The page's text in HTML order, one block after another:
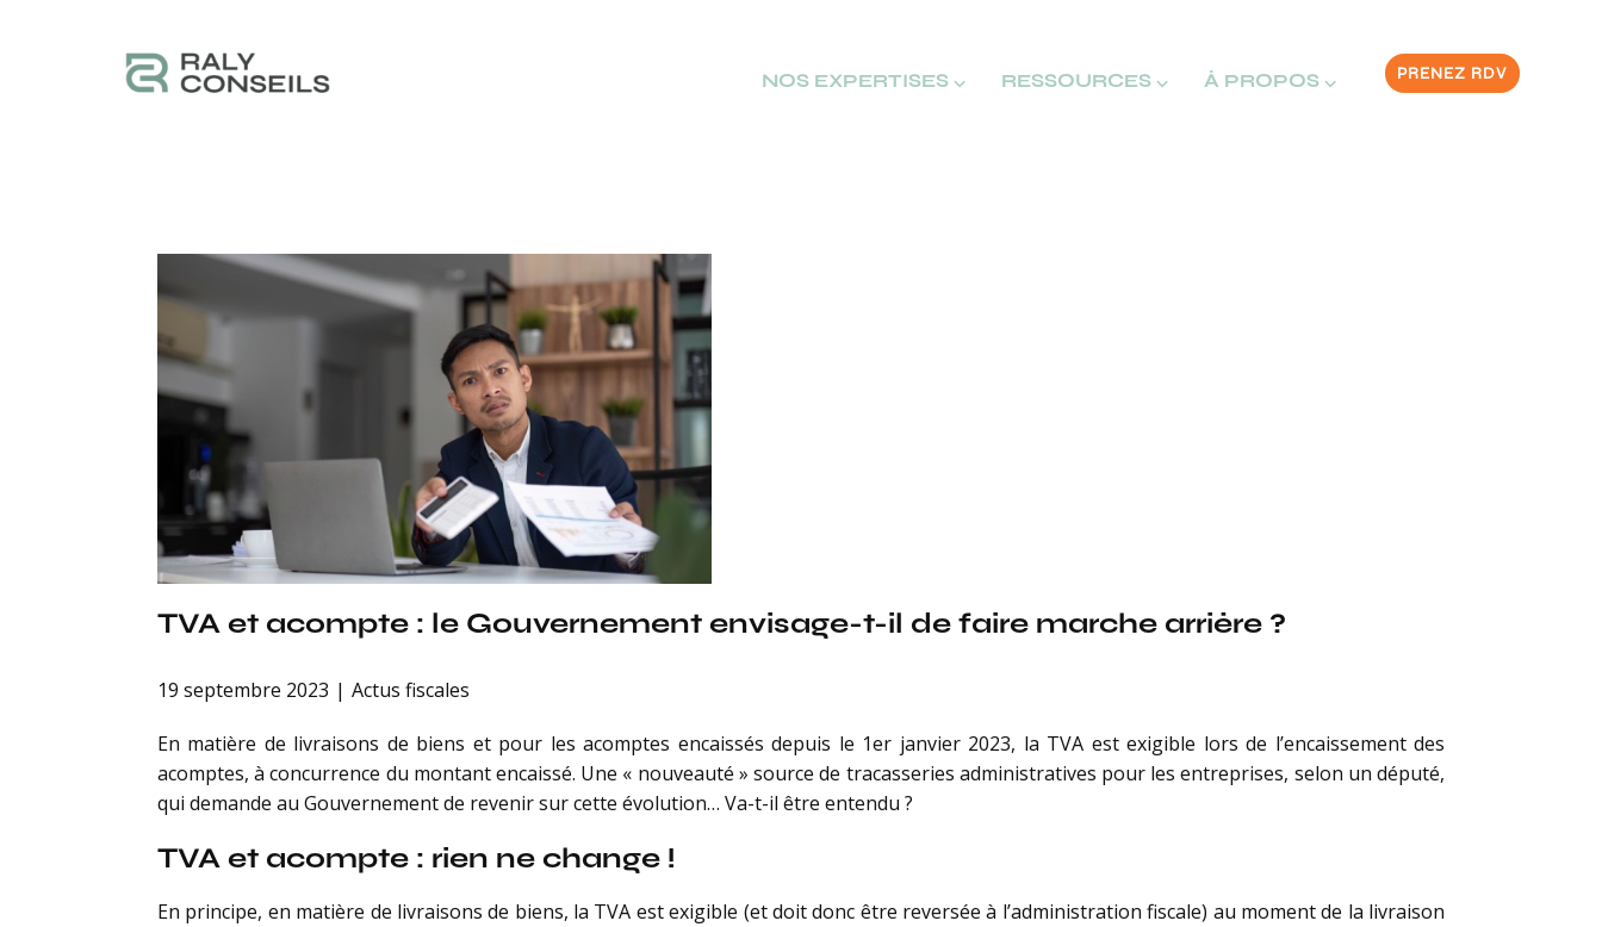
PRENEZ RDV
NOS EXPERTISES ⌵ RESSOURCES ⌵ À PROPOS ⌵
TVA et acompte : le Gouvernement envisage-t-il de faire marche arrière ?
19 septembre 2023 Actus fiscales
En matière de livraisons de biens et pour les acomptes encaissés depuis le 1er janvier 2023, la TVA est exigible lors de l’encaissement des
acomptes, à concurrence du montant encaissé. Une « nouveauté » source de tracasseries administratives pour les entreprises, selon un député,
qui demande au Gouvernement de revenir sur cette évolution… Va-t-il être entendu ?
TVA et acompte : rien ne change !
En principe, en matière de livraisons de biens, la TVA est exigible (et doit donc être reversée à l’administration fiscale) au moment de la livraison